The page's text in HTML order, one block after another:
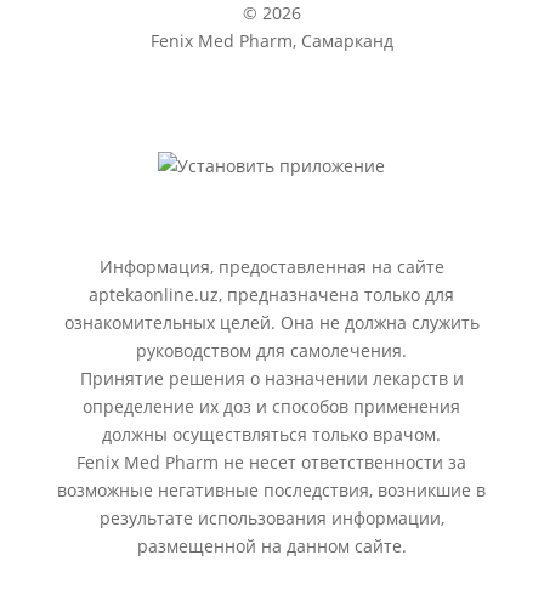
© 2026
Fenix Med Pharm, Самарканд
Информация, предоставленная на сайте
aptekaonline.uz, предназначена только для
ознакомительных целей. Она не должна служить
руководством для самолечения.
Принятие решения о назначении лекарств и
определение их доз и способов применения
должны осуществляться только врачом.
Fenix Med Pharm не несет ответственности за
возможные негативные последствия, возникшие в
результате использования информации,
размещенной на данном сайте.